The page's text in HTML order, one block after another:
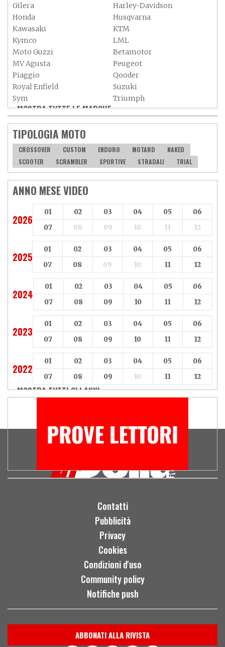
Gilera
Harley-Davidson
Honda
Husqvarna
Kawasaki
KTM
Kymco
LML
Moto Guzzi
Betamotor
MV Agusta
Peugeot
Piaggio
Qooder
Royal Enfield
Suzuki
Sym
Triumph
Vespa
Yamaha
Adiva
Adly
Aeon
Axy
Baotian
MOSTRA TUTTE LE MARCHE »
TIPOLOGIA MOTO
CROSSOVER CUSTOM ENDURO MOTARD
NAKED
SCOOTER
SCRAMBLER SPORTIVE STRADALI TRIAL
ANNO MESE VIDEO
2026
01 02 03 04 05
06
07
08 09 10 11 12
2025
01 02 03 04 05
06
07
08 09 10 11 12
2024
01 02 03 04 05
06
07
08 09 10 11 12
2023
01 02 03 04 05
06
07
08 09 10 11 12
2022
01 02 03 04 05
06
07
08 09 10 11 12
MOSTRA TUTTI GLI ANNI »
Contatti
Pubblicità
Privacy
Cookies
Condizioni d'uso
Community policy
Notifiche push
ABBONATI ALLA RIVISTA